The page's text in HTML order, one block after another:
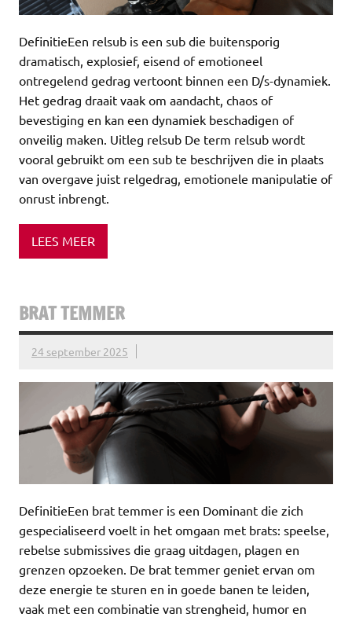
DefinitieEen relsub is een sub die buitensporig
dramatisch, explosief, eisend of emotioneel
ontregelend gedrag vertoont binnen een D/s-dynamiek.
Het gedrag draait vaak om aandacht, chaos of
bevestiging en kan een dynamiek beschadigen of
onveilig maken. Uitleg relsub De term relsub wordt
vooral gebruikt om een sub te beschrijven die in plaats
van overgave juist relgedrag, emotionele manipulatie of
onrust inbrengt.
LEES MEER
BRAT TEMMER
24 september 2025
DefinitieEen brat temmer is een Dominant die zich
gespecialiseerd voelt in het omgaan met brats: speelse,
rebelse submissives die graag uitdagen, plagen en
grenzen opzoeken. De brat temmer geniet ervan om
deze energie te sturen en in goede banen te leiden,
vaak met een combinatie van strengheid, humor en